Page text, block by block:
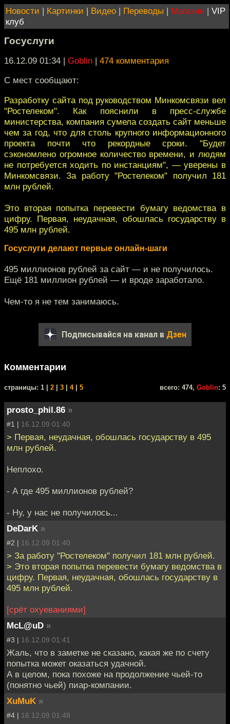
Новости | Картинки | Видео | Переводы | Магазин | VIP
клуб
Госуслуги
16.12.09 01:34 | Goblin | 474 комментария
С мест сообщают:
Разработку сайта под руководством Минкомсвязи вел
"Ростелеком". Как пояснили в пресс-службе
министерства, компания сумела создать сайт меньше
чем за год, что для столь крупного информационного
проекта почти что рекордные сроки. "Будет
сэкономлено огромное количество времени, и людям
не потребуется ходить по инстанциям", — уверены в
Минкомсвязи. За работу "Ростелеком" получил 181
млн рублей.
Это вторая попытка перевести бумагу ведомства в
цифру. Первая, неудачная, обошлась государству в
495 млн рублей.
Госуслуги делают первые онлайн-шаги
495 миллионов рублей за сайт — и не получилось.
Ещё 181 миллион рублей — и вроде заработало.
Чем-то я не тем занимаюсь.
Подписывайся на канал в Дзен
Комментарии
cтраницы: 1 | 2 3 4| 5 всего: 474, Goblin: 5
prosto_phil.86 »
#1 | 16.12.09 01:40
> Первая, неудачная, обошлась государству в 495
млн рублей.
Неплохо.
- А где 495 миллионов рублей?
- Ну, у нас не получилось...
DeDarK »
#2 | 16.12.09 01:40
> За работу "Ростелеком" получил 181 млн рублей.
> Это вторая попытка перевести бумагу ведомства в
цифру. Первая, неудачная, обошлась государству в
495 млн рублей.
[срёт охуеваниями]
McL@uD »
#3 | 16.12.09 01:41
Жаль, что в заметке не сказано, какая же по счету
попытка может оказаться удачной.
А в целом, пока похоже на продолжение чьей-то
(понятно чьей) пиар-компании.
XuMuK »
#4 | 16.12.09 01:48